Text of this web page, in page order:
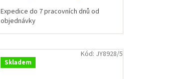
Expedice do 7 pracovních dnů od
objednávky
Skladem
Kód: JY8928/5